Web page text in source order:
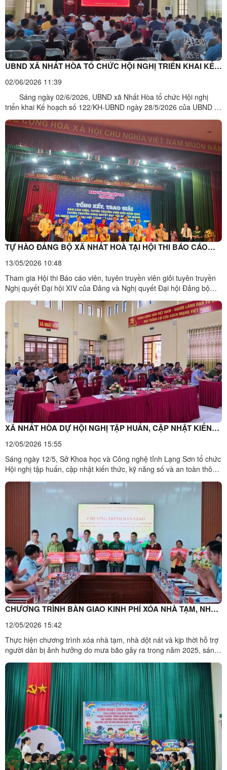
UBND XÃ NHẤT HÒA TỔ CHỨC HỘI NGHỊ TRIỂN KHAI KẾ
HOẠCH THỰC HIỆN CÔNG TÁC ĐO ĐẠC, LẬP HỒ SƠ ĐỊA
CHÍNH VÀ XÂY DỰNG CƠ SỞ DỮ LIỆU ĐẤT ĐAI
02/06/2026 11:39
Sáng ngày 02/6/2026, UBND xã Nhất Hòa tổ chức Hội nghị
triển khai Kế hoạch số 122/KH-UBND ngày 28/5/2026 của UBND xã
triển khai Kế hoạch số 2959/KH-BNNMT-BCA của Bộ Nông nghiệp
và Môi trường và Bộ Công an về tăng cường đẩy mạnh công ...
TỰ HÀO ĐẢNG BỘ XÃ NHẤT HOÀ TẠI HỘI THI BÁO CÁO
VIÊN, TUYÊN TRUYỀN VIÊN GIỎI CỤM SỐ 8 NĂM 2026.
13/05/2026 10:48
Tham gia Hội thi Báo cáo viên, tuyên truyền viên giỏi tuyên truyền
Nghị quyết Đại hội XIV của Đảng và Nghị quyết Đại hội Đảng bộ
02 đồng chí tham gia dự thi với tinh thần tự tin, trách nhiệm và nhiệt
huyết.Đồng chí La Thị Ngọc Ánh – Chi ...
XÃ NHẤT HÒA DỰ HỘI NGHỊ TẬP HUẤN, CẬP NHẬT KIẾN
THỨC KỸ NĂNG SỐ VÀ AN TOÀN THÔNG TIN NĂM 2026
12/05/2026 15:55
Sáng ngày 12/5, Sở Khoa học và Công nghệ tỉnh Lạng Sơn tổ chức
Hội nghị tập huấn, cập nhật kiến thức, kỹ năng số và an toàn thông
thiểu số năm 2026 bằng hình thức trực tiếp và trực tuyến tới các
điểm cầu xã, phường trên địa bàn ...
CHƯƠNG TRÌNH BÀN GIAO KINH PHÍ XÓA NHÀ TẠM, NHÀ
DỘT NÁT VÀ HỖ TRỢ CHO NGƯỜNG DÂN BỊ THIỆT HẠI DO
MƯA LŨ
12/05/2026 15:42
Thực hiện chương trình xóa nhà tạm, nhà dột nát và kịp thời hỗ trợ
người dân bị ảnh hưởng do mưa bão gây ra trong năm 2025, sáng
Nhất Hòa tổ chức chương trình bàn giao kinh phí hỗ trợ xóa nhà
tạm, nhà dột nát và hỗ trợ các hộ dân bị thiệt ...